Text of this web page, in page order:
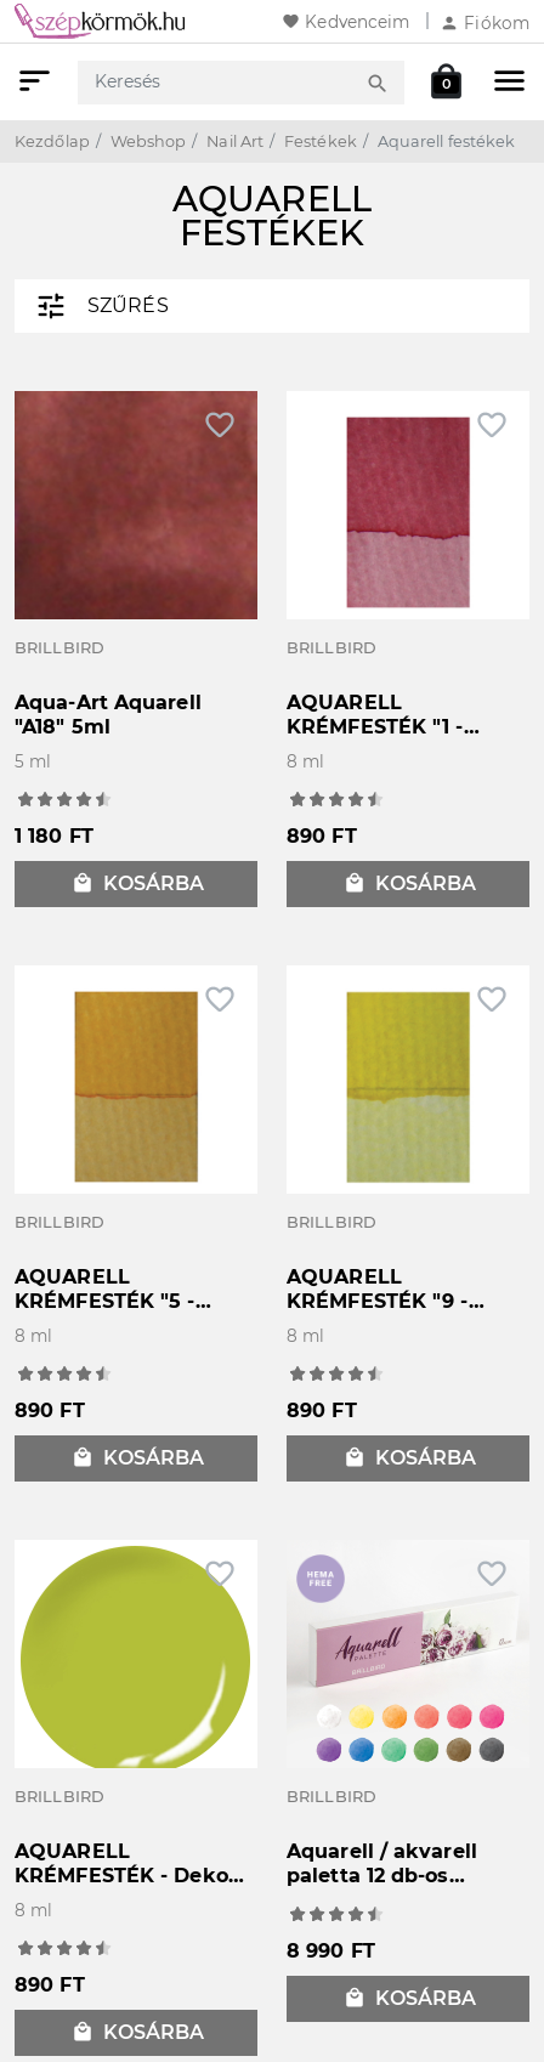
favorite Kedvenceim person Fiókom
menu
sort
Webshop
search
Keresés
local_mall
Kosár
0
Kezdőlap Webshop Nail Art Festékek Aquarell festékek
AQUARELL
FESTÉKEK
tune SZŰRÉS
favorite_border
BRILLBIRD
Aqua-Art Aquarell
"A18" 5ml
5 ml
1 180 FT
local_mall KOSÁRBA
favorite_border
BRILLBIRD
AQUARELL
KRÉMFESTÉK "1 -
Vörös" 8ml
8 ml
890 FT
local_mall KOSÁRBA
favorite_border
BRILLBIRD
AQUARELL
KRÉMFESTÉK "5 -
Napsárga" 8ml
8 ml
890 FT
local_mall KOSÁRBA
favorite_border
BRILLBIRD
AQUARELL
KRÉMFESTÉK "9 -
Citrom" 8ml
8 ml
890 FT
local_mall KOSÁRBA
favorite_border
BRILLBIRD
AQUARELL
KRÉMFESTÉK - Dekor
"36" 8ml
8 ml
890 FT
local_mall KOSÁRBA
favorite_border
BRILLBIRD
Aquarell / akvarell
paletta 12 db-os
8 990 FT
local_mall KOSÁRBA